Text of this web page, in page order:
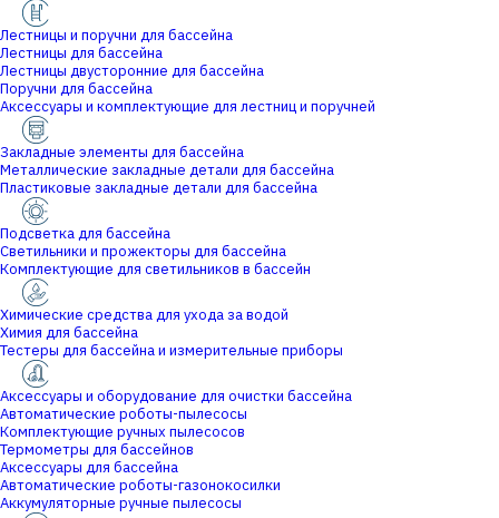
Лестницы и поручни для бассейна
Лестницы для бассейна
Лестницы двусторонние для бассейна
Поручни для бассейна
Аксессуары и комплектующие для лестниц и поручней
Закладные элементы для бассейна
Металлические закладные детали для бассейна
Пластиковые закладные детали для бассейна
Подсветка для бассейна
Светильники и прожекторы для бассейна
Комплектующие для светильников в бассейн
Химические средства для ухода за водой
Химия для бассейна
Тестеры для бассейна и измерительные приборы
Аксессуары и оборудование для очистки бассейна
Автоматические роботы-пылесосы
Комплектующие ручных пылесосов
Термометры для бассейнов
Аксессуары для бассейна
Автоматические роботы-газонокосилки
Аккумуляторные ручные пылесосы